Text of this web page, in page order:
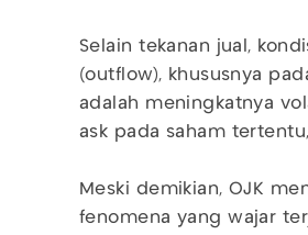
Selain tekanan jual,
(outflow), khususnya
adalah meningkatnya
ask pada saham
Meski demikian, OJK
fenomena yang wajar